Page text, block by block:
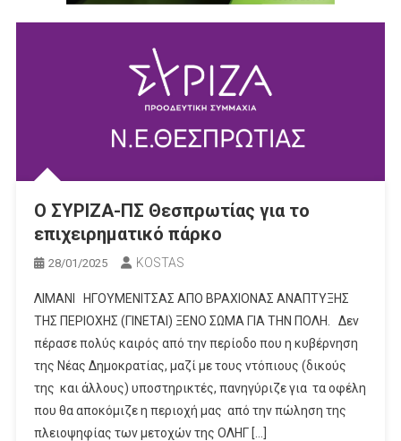
Ο ΣΥΡΙΖΑ-ΠΣ Θεσπρωτίας για το
επιχειρηματικό πάρκο
28/01/2025 KOSTAS
ΛΙΜΑΝΙ ΗΓΟΥΜΕΝΙΤΣΑΣ ΑΠΟ ΒΡΑΧΙΟΝΑΣ ΑΝΑΠΤΥΞΗΣ
ΤΗΣ ΠΕΡΙΟΧΗΣ (ΓΙΝΕΤΑΙ) ΞΕΝΟ ΣΩΜΑ ΓΙΑ ΤΗΝ ΠΟΛΗ. Δεν
πέρασε πολύς καιρός από την περίοδο που η κυβέρνηση
της Νέας Δημοκρατίας, μαζί με τους ντόπιους (δικούς
της και άλλους) υποστηρικτές, πανηγύριζε για τα οφέλη
που θα αποκόμιζε η περιοχή μας από την πώληση της
πλειοψηφίας των μετοχών της ΟΛΗΓ […]